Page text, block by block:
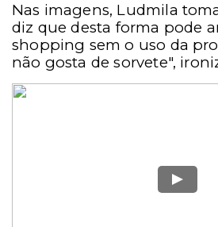
Nas imagens, Ludmila
diz que desta forma pode
shopping sem o uso da
não gosta de sorvete",